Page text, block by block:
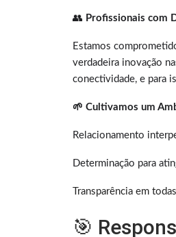
👥 Profissionais com
Estamos
verdadeira inovação
conectividade, e para
🌱 Cultivamos um
Relacionamento
Determinação para
Transparência em
🎯